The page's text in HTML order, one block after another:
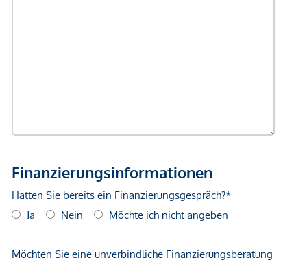
gegenüber dem anbietenden Immobilienunternehmen
gemachten Angaben und Informationen lediglich
unverbindliche Vorabinformationen sind und daher ohne
Gewähr erfolgen. Der Vermittler ist als Doppelmakler tätig.